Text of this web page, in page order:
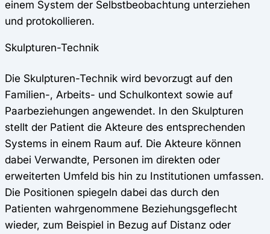
einem System der Selbstbeobachtung unterziehen
und protokollieren.
Skulpturen-Technik
Die Skulpturen-Technik wird bevorzugt auf den
Familien-, Arbeits- und Schulkontext sowie auf
Paarbeziehungen angewendet. In den Skulpturen
stellt der Patient die Akteure des entsprechenden
Systems in einem Raum auf. Die Akteure können
dabei Verwandte, Personen im direkten oder
erweiterten Umfeld bis hin zu Institutionen umfassen.
Die Positionen spiegeln dabei das durch den
Patienten wahrgenommene Beziehungsgeflecht
wieder, zum Beispiel in Bezug auf Distanz oder